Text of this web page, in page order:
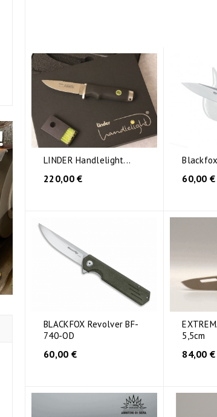
LINDER Handlelight...
220,00 € 60,00 €
BLACKFOX Revolver BF-
740-OD
60,00 €
5,5cm
84,00 €